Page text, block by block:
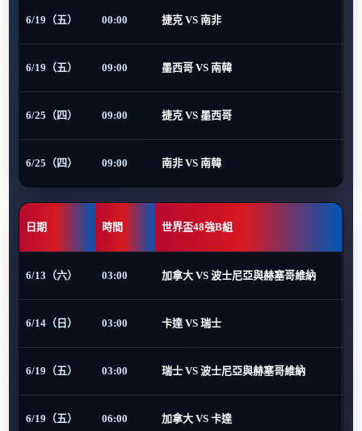
6/19（五） 00:00 捷克 VS 南非
6/19（五） 09:00 墨西哥 VS 南韓
6/25（四） 09:00 捷克 VS 墨西哥
6/25（四） 09:00 南非 VS 南韓
日期 時間 世界盃48強B組
6/13（六） 03:00 加拿大 VS 波士尼亞與赫塞哥維納
6/14（日） 03:00 卡達 VS 瑞士
6/19（五） 03:00 瑞士 VS 波士尼亞與赫塞哥維納
6/19（五） 06:00 加拿大 VS 卡達